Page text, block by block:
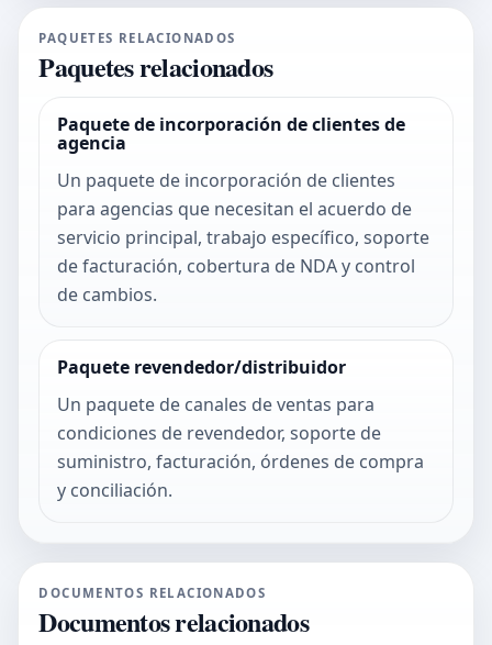
PAQUETES RELACIONADOS
Paquetes relacionados
Paquete de incorporación de clientes de
agencia
Un paquete de incorporación de clientes
para agencias que necesitan el acuerdo de
servicio principal, trabajo específico, soporte
de facturación, cobertura de NDA y control
de cambios.
Paquete revendedor/distribuidor
Un paquete de canales de ventas para
condiciones de revendedor, soporte de
suministro, facturación, órdenes de compra
y conciliación.
DOCUMENTOS RELACIONADOS
Documentos relacionados